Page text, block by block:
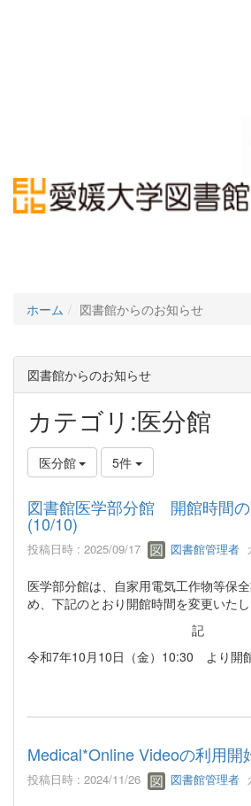
ホーム 図書館からのお知らせ
図書館からのお知らせ
カテゴリ:医分館
医分館 5件
図書館医学部分館 開館時間
(10/10)
投稿日時 : 2025/09/17 図書館管理者
医学部分館は、自家用電気工作物等保
め、下記のとおり開館時間を変更いたし
記
令和7年10月10日（金）10:30 より開
Medical*Online Videoの利用開
投稿日時 : 2024/11/26 図書館管理者